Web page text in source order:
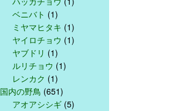
ベニバト (1)
ミヤマヒタキ (1)
ヤイロチョウ (1)
ヤブドリ (1)
ルリチョウ (1)
レンカク (1)
国内の野鳥 (651)
アオアシシギ (5)